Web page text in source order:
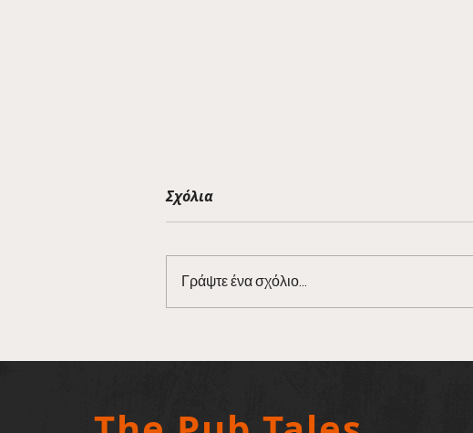
Barman Tales 7/3
Σχόλια
Γράψτε ένα σχόλιο...